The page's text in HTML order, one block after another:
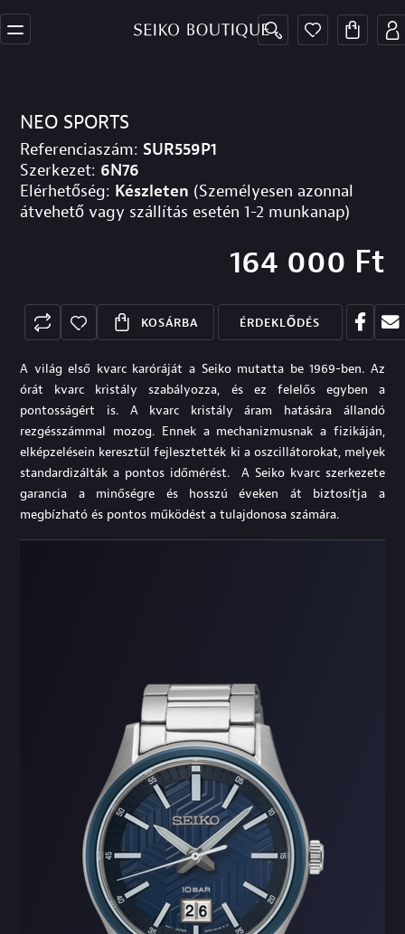
NEO SPORTS
Referenciaszám: SUR559P1
Szerkezet: 6N76
Elérhetőség: Készleten (Személyesen azonnal
átvehető vagy szállítás esetén 1-2 munkanap)
164 000 Ft
KOSÁRBA ÉRDEKLŐDÉS
A világ első kvarc karóráját a Seiko mutatta be 1969-ben. Az
órát kvarc kristály szabályozza, és ez felelős egyben a
pontosságért is. A kvarc kristály áram hatására állandó
rezgésszámmal mozog. Ennek a mechanizmusnak a fizikáján,
elképzelésein keresztül fejlesztették ki a oszcillátorokat, melyek
standardizálták a pontos időmérést. A Seiko kvarc szerkezete
garancia a minőségre és hosszú éveken át biztosítja a
megbízható és pontos működést a tulajdonosa számára.